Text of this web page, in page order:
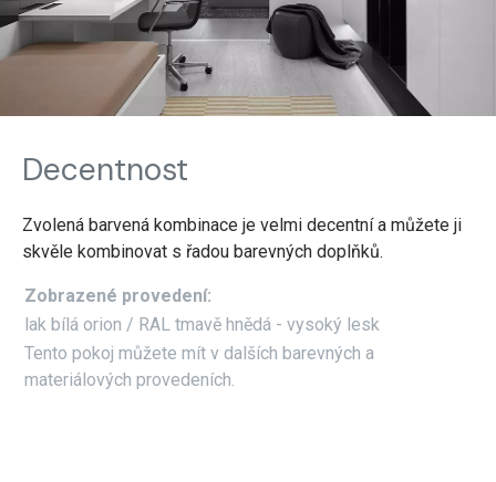
Decentnost
Zvolená barvená kombinace je velmi decentní a můžete ji
skvěle kombinovat s řadou barevných doplňků.
Zobrazené provedení:
lak bílá orion / RAL tmavě hnědá - vysoký lesk
Tento pokoj můžete mít v dalších barevných a
materiálových provedeních.